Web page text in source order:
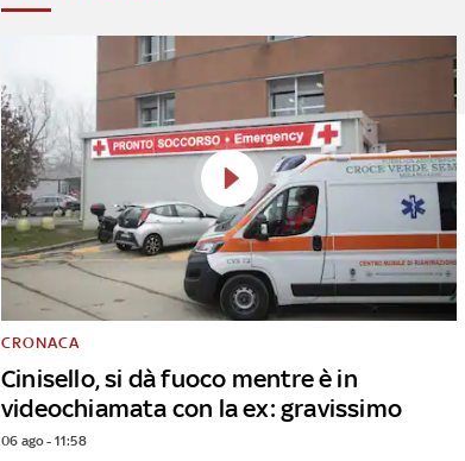
Cinisello, si dà fuoco mentre è in
videochiamata con la ex: gravissimo
CRONACA
06 ago - 11:58